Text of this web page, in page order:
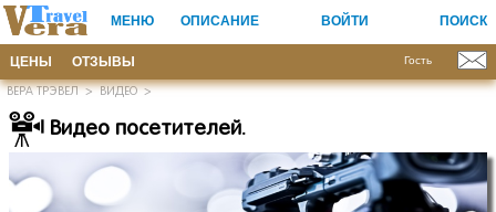
МЕНЮ ОПИСАНИЕ ВОЙТИ ПОИСК
ЦЕНЫ ОТЗЫВЫ Гость
ВЕРА ТРЭВЕЛ>ВИДЕО>
Видео посетителей.